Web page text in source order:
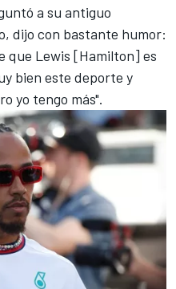
a su antiguo
dijo con bastante humor:
que Lewis [Hamilton] es
bien este deporte y
yo tengo más".